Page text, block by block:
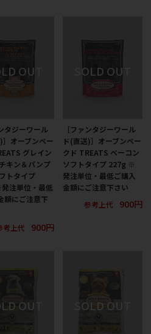
タジーワール
］オーブンベー
グレイン
キン＆パンプ
トタイプ
注単位・最低
額にご注意下
考上代
900円
［ファンタジーワール
ド(直送)］オーブンベー
クド TREATS ベーコン
ソフトタイプ 227g ※
発注単位・最低ご購入
金額にご注意下さい
参考上代
900円